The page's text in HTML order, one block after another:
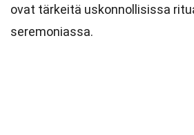
ovat tärkeitä uskonnollisissa
seremoniassa.